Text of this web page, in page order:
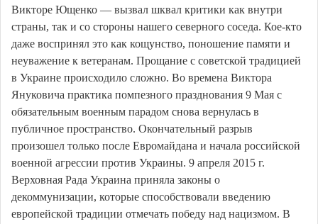
Викторе Ющенко — вызвал шквал критики как внутри
страны, так и со стороны нашего северного соседа. Кое-кто
даже воспринял это как кощунство, поношение памяти и
неуважение к ветеранам. Прощание с советской традицией
в Украине происходило сложно. Во времена Виктора
Януковича практика помпезного празднования 9 Мая с
обязательным военным парадом снова вернулась в
публичное пространство. Окончательный разрыв
произошел только после Евромайдана и начала российской
военной агрессии против Украины. 9 апреля 2015 г.
Верховная Рада Украина приняла законы о
декоммунизации, которые способствовали введению
европейской традиции отмечать победу над нацизмом. В